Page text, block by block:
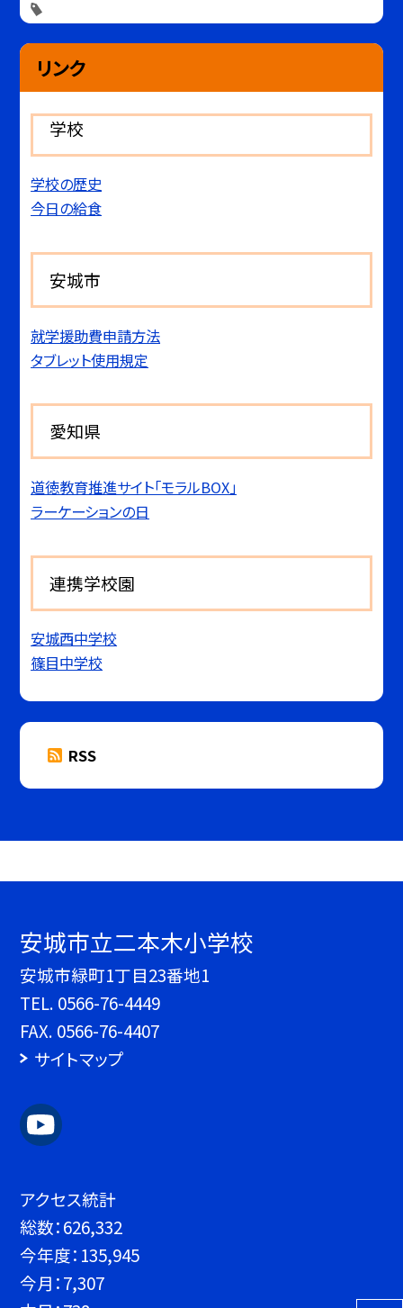
リンク
学校
学校の歴史
今日の給食
安城市
就学援助費申請方法
タブレット使用規定
愛知県
道徳教育推進サイト「モラルBOX」
ラーケーションの日
連携学校園
安城西中学校
篠目中学校
RSS
安城市立二本木小学校
安城市緑町1丁目23番地1
TEL. 0566-76-4449
FAX. 0566-76-4407
サイトマップ
アクセス統計
総数：626,332
今年度： 135,945
今月：7,307